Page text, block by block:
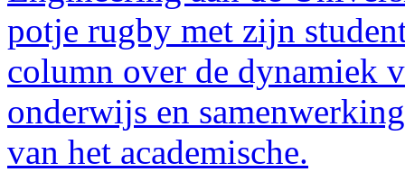
potje rugby met zijn
column over de dynamiek
onderwijs en
van het academische.